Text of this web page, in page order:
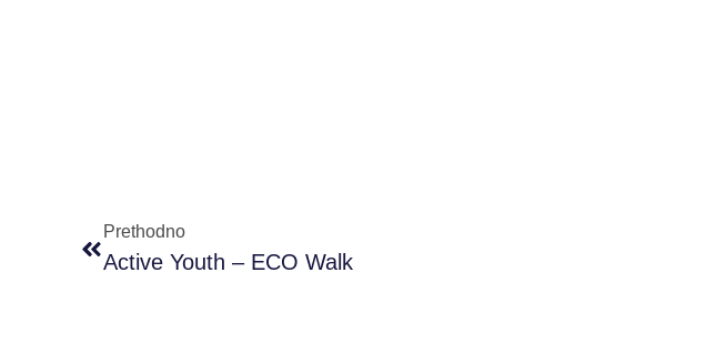
Prethodno
Active Youth – ECO Walk